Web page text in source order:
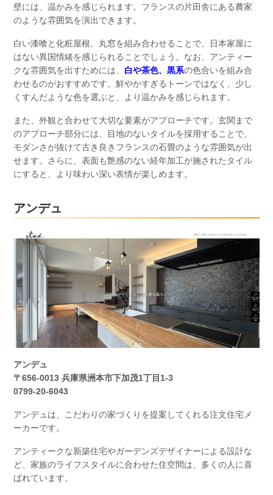
壁には、温かみを感じられます。フランスの片田舎にある農家
のような雰囲気を演出できます。
白い漆喰と化粧屋根、丸窓を組み合わせることで、日本家屋に
はない異国情緒を感じられることでしょう。なお、アンティー
クな雰囲気を出すためには、 白や茶色、黒系の色合いを組み合
わせるのがおすすめです。鮮やかすぎるトーンではなく、少し
くすんだような色を選ぶと、より温かみを感じられます。
また、外観と合わせて大切な要素がアプローチです。玄関まで
のアプローチ部分には、目地のないタイルを採用することで、
モダンさが抜けて古き良きフランスの石畳のような雰囲気が出
せます。さらに、表面も艶感のない経年加工が施されたタイル
にすると、より味わい深い表情が楽しめます。
アンデュ
アンデュ
〒656-0013 兵庫県洲本市下加茂1丁目1-3
0799-20-6043
アンデュは、こだわりの家づくりを提案してくれる注文住宅メ
ーカーです。
アンティークな新築住宅やガーデンズデザイナーによる設計な
ど、家族のライフスタイルに合わせた住空間は、多くの人に喜
ばれています。